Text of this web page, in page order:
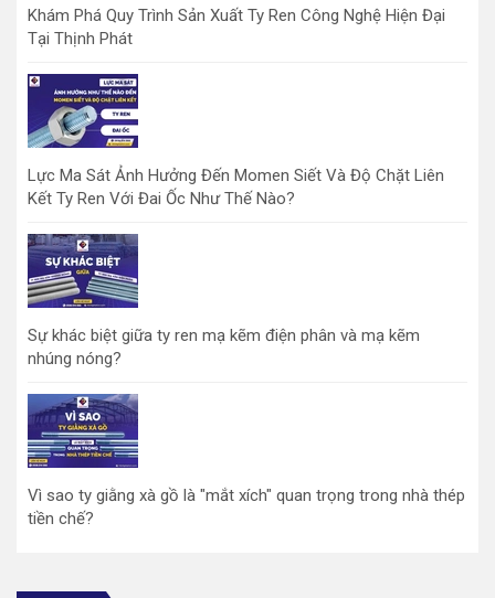
Khám Phá Quy Trình Sản Xuất Ty Ren Công Nghệ Hiện Đại
Tại Thịnh Phát
Lực Ma Sát Ảnh Hưởng Đến Momen Siết Và Độ Chặt Liên
Kết Ty Ren Với Đai Ốc Như Thế Nào?
Sự khác biệt giữa ty ren mạ kẽm điện phân và mạ kẽm
nhúng nóng?
Vì sao ty giằng xà gồ là "mắt xích" quan trọng trong nhà thép
tiền chế?